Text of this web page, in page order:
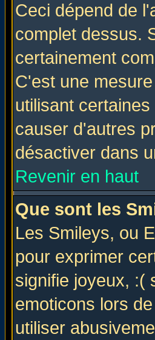
Ceci dépend de
complet dessus.
certainement
C'est une
utilisant
causer d'autres
désactiver dans
Revenir en haut
Que sont les
Les Smileys, ou
pour exprimer
signifie joyeux, :(
emoticons lors
utiliser